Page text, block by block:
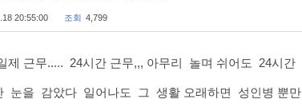
20:55:00 조회 4,799
제 근무..... 24시간 근무,,, 아무리 놀며 쉬어도 24시
눈을 감았다 일어나도 그 생활 오래하면 성인병 뿐만